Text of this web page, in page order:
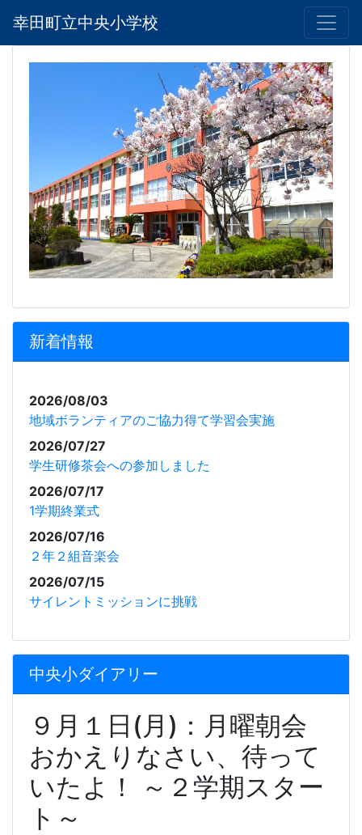
幸田町立中央小学校
新着情報
2026/08/03
地域ボランティアのご協力得て学習会実施
2026/07/27
学生研修茶会への参加しました
2026/07/17
1学期終業式
2026/07/16
２年２組音楽会
2026/07/15
サイレントミッションに挑戦
中央小ダイアリー
９月１日(月)：月曜朝会
おかえりなさい、待って
いたよ！ ～２学期スター
ト～